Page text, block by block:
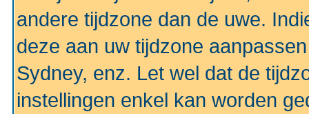
andere tijdzone dan de uwe.
deze aan uw tijdzone
Sydney, enz. Let wel dat de
instellingen enkel kan worden